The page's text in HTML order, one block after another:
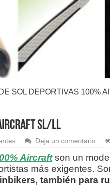
SOL DEPORTIVAS 100%
SL/LL
Deja un comentario
Aircraftson un
más exigentes.
también para